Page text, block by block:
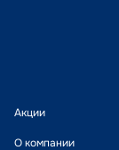
Акции
О компании